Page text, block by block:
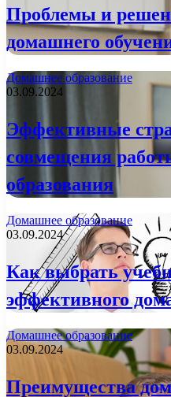
Проблемы и
домашнего
Домашнее образование
03.09.2024
Эффективные
совмещения
образования
Домашнее образование
03.09.2024
Как выбрать
эффективного
Домашнее образование
03.09.2024
Преимущества